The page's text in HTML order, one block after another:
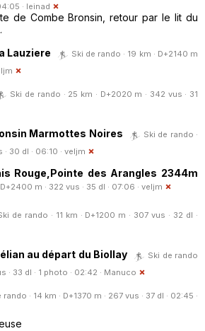
· leinad
de Combe Bronsin, retour par le lit du
Lauziere
Ski de rando · 19 km · D+2140 m
Ski de rando · 25 km · D+2020 m · 342 vus · 31
Marmottes Noires
Ski de rando ·
30 dl · 06:10 · veljm
Rouge,Pointe des Arangles 2344m
m · 322 vus · 35 dl · 07:06 · veljm
de rando · 11 km · D+1200 m · 307 vus · 32 dl ·
au départ du Biollay
Ski de rando
· 33 dl · 1 photo · 02:42 · Manuco
rando · 14 km · D+1370 m · 267 vus · 37 dl · 02:45 ·